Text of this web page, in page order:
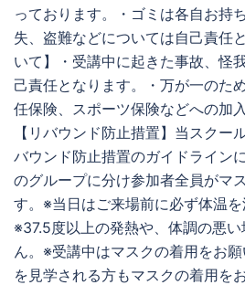
っております。・ゴミは各自お持
失、盗難などについては自己責任
いて】・受講中に起きた事故、怪
己責任となります。・万が一のた
任保険、スポーツ保険などへの加
【リバウンド防止措置】当スクー
バウンド防止措置のガイドライン
のグループに分け参加者全員がマ
す。※当日はご来場前に必ず体温を
※37.5度以上の発熱や、体調の悪
ん。※受講中はマスクの着用をお
を見学される方もマスクの着用を